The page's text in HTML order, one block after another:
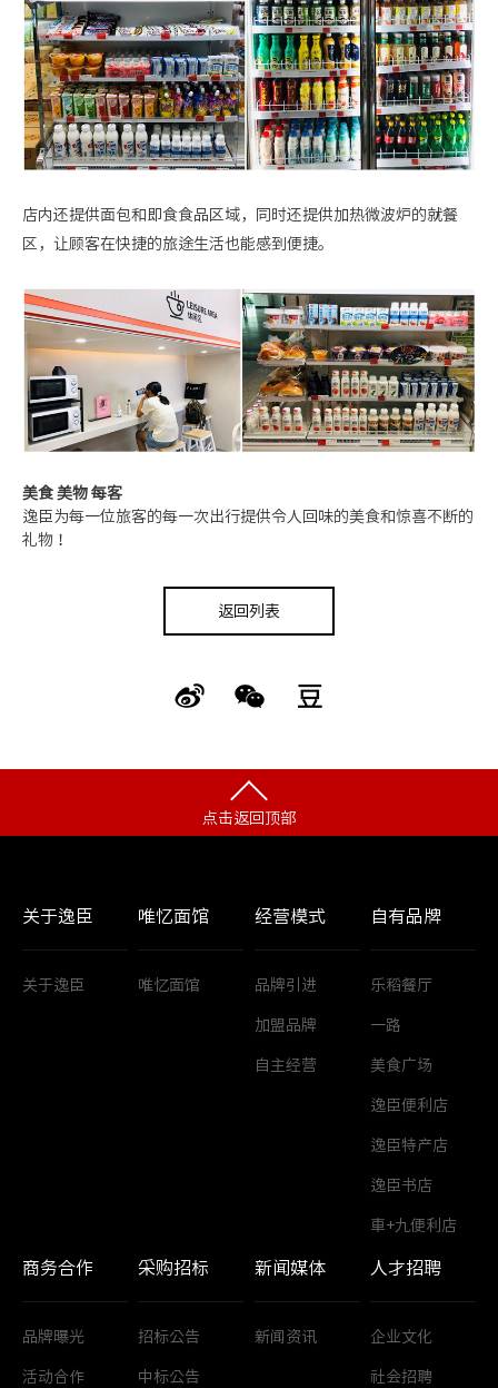
店内还提供面包和即食食品区域，同时还提供加热微波炉的就餐
区，让顾客在快捷的旅途生活也能感到便捷。
美食 美物 每客
逸臣为每一位旅客的每一次出行提供令人回味的美食和惊喜不断的
礼物！
返回列表
点击返回顶部
关于逸臣
关于逸臣
唯忆面馆
唯忆面馆
经营模式
品牌引进
加盟品牌
自主经营
自有品牌
乐稻餐厅
一路
美食广场
逸臣便利店
逸臣特产店
逸臣书店
車+九便利店
商务合作
品牌曝光
活动合作
采购招标
招标公告
中标公告
新闻媒体
新闻资讯
人才招聘
企业文化
社会招聘